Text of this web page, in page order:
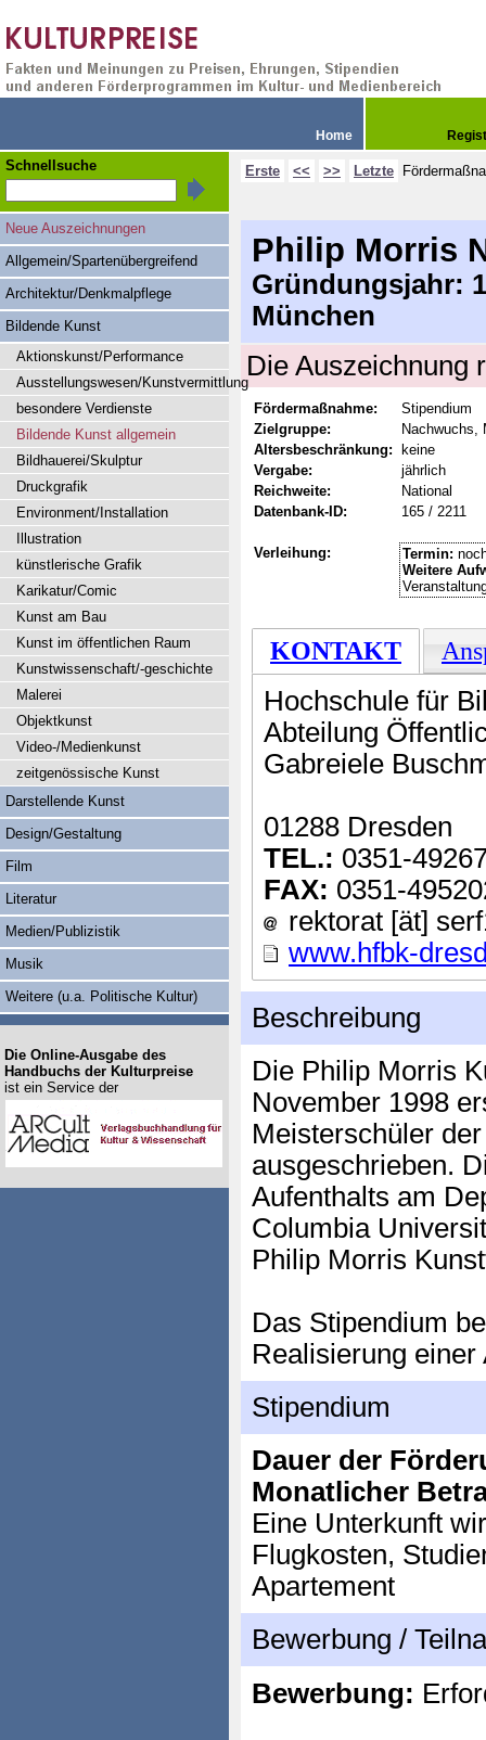
Home
Erste << >> Letzte
Philip Morris
Gründungsjahr:
München
Die Auszeichnung
Fördermaßnahme:
Stipendium
Zielgruppe:
Nachwuchs,
Altersbeschränkung:
keine
Vergabe:
jährlich
Reichweite:
National
Datenbank-ID:
165 / 2211
Verleihung: Termin:
Weitere
KONTAKT
Hochschule für
Abteilung
Gabreiele
01288 Dresden
TEL.: 0351-
FAX: 0351-
rektorat [ät]
www.hfbk-
Beschreibung
Die Philip Morris
November 1998
Meisterschüler
ausgeschrieben.
Aufenthalts am
Columbia
Philip Morris
Das Stipendium
Realisierung
Stipendium
Dauer der
Monatlicher
Eine Unterkunft
Flugkosten,
Apartement
Bewerbung /
Bewerbung:
Schnellsuche
Neue Auszeichnungen
Allgemein/Spartenübergreifend
Architektur/Denkmalpflege
Bildende Kunst
Aktionskunst/Performance
Ausstellungswesen/Kunstvermittlung
besondere Verdienste
Bildende Kunst allgemein
Bildhauerei/Skulptur
Druckgrafik
Environment/Installation
Illustration
künstlerische Grafik
Karikatur/Comic
Kunst am Bau
Kunst im öffentlichen Raum
Kunstwissenschaft/-geschichte
Malerei
Objektkunst
Video-/Medienkunst
zeitgenössische Kunst
Darstellende Kunst
Design/Gestaltung
Film
Literatur
Medien/Publizistik
Musik
Weitere (u.a. Politische Kultur)
Die Online-Ausgabe des
Handbuchs der Kulturpreise
ist ein Service der